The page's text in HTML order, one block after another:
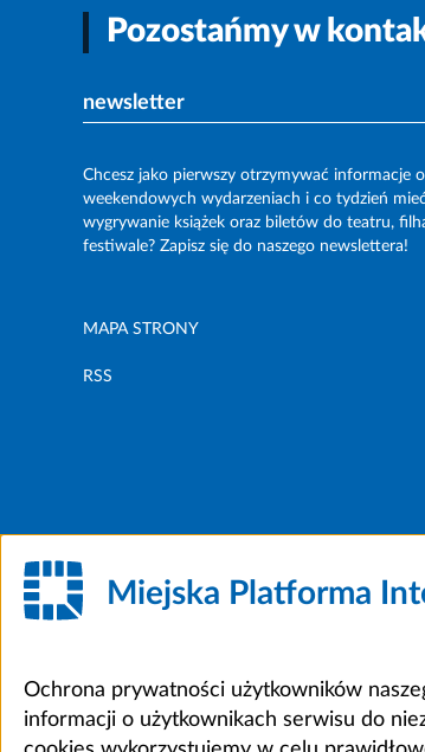
Pozostańmy w
newsletter
Chcesz jako pierwszy otrzymywać informacje o
weekendowych wydarzeniach i co tydzień
wygrywanie książek oraz biletów do teatru,
festiwale? Zapisz się do naszego newslettera!
MAPA STRONY
RSS
Miejska Platforma
Ochrona prywatności użytkowników
informacji o użytkownikach serwisu do